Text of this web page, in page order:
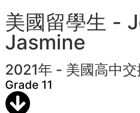
美國留學生 -
Jasmine
2021年 - 美國高中交
Grade 11